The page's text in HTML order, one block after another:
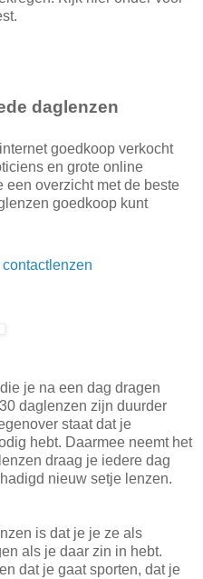
daglenzen
goedkoop verkocht
en grote online
overzicht met de beste
goedkoop kunt
je na een dag dragen
daglenzen zijn duurder
staat dat je
hebt. Daarmee neemt het
draag je iedere dag
nieuw setje lenzen.
is dat je je ze als
als je daar zin in hebt.
dat je gaat sporten, dat je